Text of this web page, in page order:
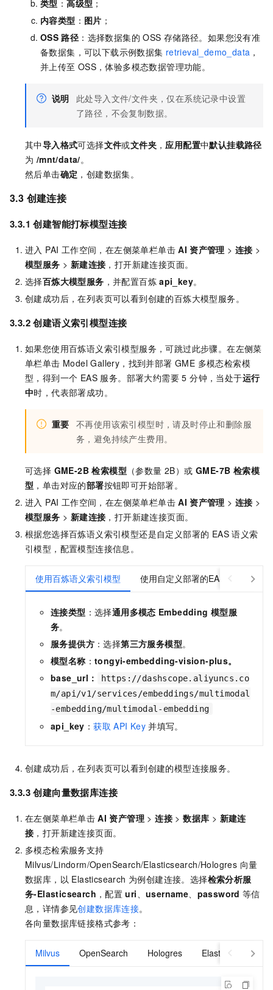
类型 ：高级型 ；
内容类型 ： 图片 ；
OSS 路径 ：选择数据集的 OSS 存储路径。如果您没有准
备数据集，可以下载示例数据集 retrieval_demo_data ，
并上传至 OSS，体验多模态数据管理功能。
说明
此处导入文件/文件夹，仅在系统记录中设置
了路径，不会复制数据。
其中导入格式可选择文件或文件夹 ，应用配置中默认挂载路径
为 /mnt/data/。
然后单击确定 ，创建数据集。
3.3 创建连接
3.3.1 创建智能打标模型连接
进入 PAI 工作空间，在左侧菜单栏单击 AI 资产管理 > 连接 >
模型服务 > 新建连接 ，打开新建连接页面。
选择百炼大模型服务 ，并配置百炼 api_key。
创建成功后，在列表页可以看到创建的百炼大模型服务。
3.3.2 创建语义索引模型连接
如果您使用百炼语义索引模型服务，可跳过此步骤。在左侧菜
单栏单击 Model Gallery，找到并部署 GME 多模态检索模
型，得到一个 EAS 服务。部署大约需要 5 分钟，当处于运行
中时，代表部署成功。
重要 不再使用该索引模型时，请及时停止和删除服
务，避免持续产生费用。
可选择 GME-2B 检索模型 （参数量 2B）或GME-7B 检索模
型 ，单击对应的部署按钮即可开始部署。
进入 PAI 工作空间，在左侧菜单栏单击 AI 资产管理 > 连接 >
模型服务 > 新建连接 ，打开新建连接页面。
根据您选择百炼语义索引模型还是自定义部署的 EAS 语义索
引模型，配置模型连接信息。
使用百炼语义索引模型 使用自定义部署的EAS语义索引模
连接类型 ：选择通用多模态 Embedding 模型服
务。
服务提供方 ：选择第三方服务模型。
模型名称 ：tongyi-embedding-vision-plus。
base_url：
https://dashscope.aliyuncs.co
m/api/v1/services/embeddings/multimodal
-embedding/multimodal-embedding
api_key ：获取 API Key 并填写。
创建成功后，在列表页可以看到创建的模型连接服务。
3.3.3 创建向量数据库连接
在左侧菜单栏单击 AI 资产管理 >连接 >数据库 > 新建连
接 ，打开新建连接页面。
多模态检索服务支持
Milvus/Lindorm/OpenSearch/Elasticsearch/Hologres 向量
数据库，以 Elasticsearch 为例创建连接。选择检索分析服
务-Elasticsearch ，配置 uri、 username、 password 等信
息，详情参见创建数据库连接。
各向量数据库链接格式参考：
Milvus OpenSearch Hologres Elasticsearch